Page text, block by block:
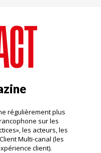
régulièrement plus
sur les
les acteurs, les
Multi-canal (les
client).